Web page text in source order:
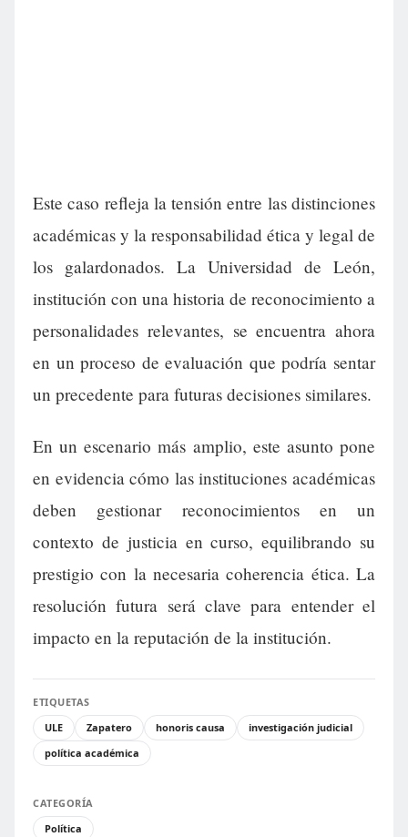
Este caso refleja la tensión entre las distinciones
académicas y la responsabilidad ética y legal de
los galardonados. La Universidad de León,
institución con una historia de reconocimiento a
personalidades relevantes, se encuentra ahora
en un proceso de evaluación que podría sentar
un precedente para futuras decisiones similares.
En un escenario más amplio, este asunto pone
en evidencia cómo las instituciones académicas
deben gestionar reconocimientos en un
contexto de justicia en curso, equilibrando su
prestigio con la necesaria coherencia ética. La
resolución futura será clave para entender el
impacto en la reputación de la institución.
ETIQUETAS
ULE
Zapatero honoris causa
investigación judicial
política académica
CATEGORÍA
Política